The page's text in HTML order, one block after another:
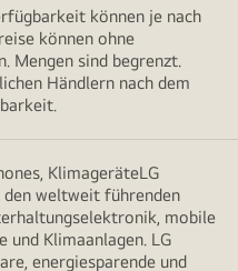
können je nach
können ohne
Mengen sind begrenzt.
Händlern nach dem
KlimageräteLG
weltweit führenden
mobile
und Klimaanlagen. LG
energiesparende und